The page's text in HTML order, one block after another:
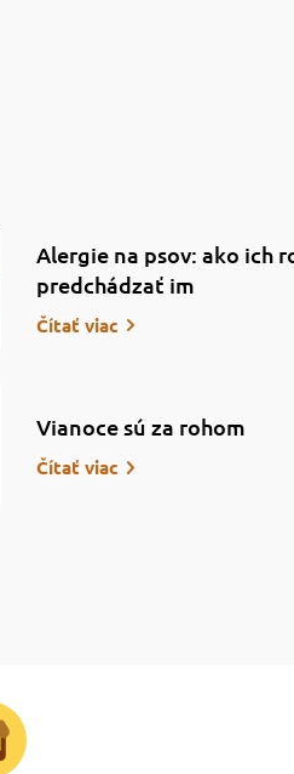
Alergie na psov: ako ich
predchádzať im
Čítať viac
Vianoce sú za rohom
Čítať viac